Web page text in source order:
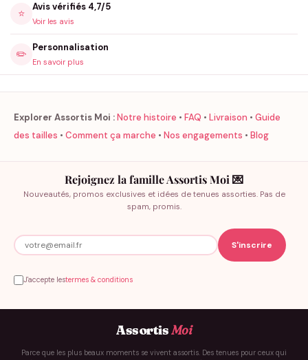
⭐
Avis vérifiés 4,7/5
Voir les avis
✏️
Personnalisation
En savoir plus
Explorer Assortis Moi :Notre histoire • FAQ • Livraison • Guide
des tailles • Comment ça marche • Nos engagements • Blog
Rejoignez la famille Assortis Moi 💌
Nouveautés, promos exclusives et idées de tenues assorties. Pas de
spam, promis.
J'accepte lestermes & conditions
AssortisMoi
Parce que les plus beaux moments se vivent assortis. Des tenues pour ceux qui